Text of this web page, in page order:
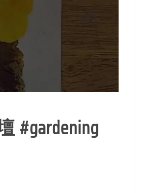
#gardening